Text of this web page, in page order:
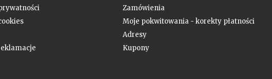
Zamówienia
Moje pokwitowania - korekty płatności
Adresy
Kupony